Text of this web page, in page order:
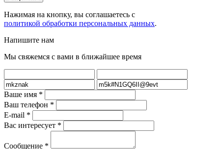
Нажимая на кнопку, вы соглашаетесь с
политикой обработки персональных данных.
Напишите нам
Мы свяжемся с вами в ближайшее время
Ваше имя *
Ваш телефон *
E-mail *
Вас интересует *
Сообщение *